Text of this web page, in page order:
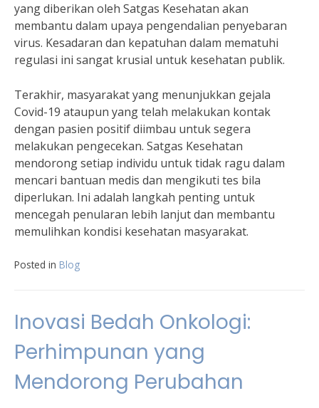
yang diberikan oleh Satgas Kesehatan akan
membantu dalam upaya pengendalian penyebaran
virus. Kesadaran dan kepatuhan dalam mematuhi
regulasi ini sangat krusial untuk kesehatan publik.
Terakhir, masyarakat yang menunjukkan gejala
Covid-19 ataupun yang telah melakukan kontak
dengan pasien positif diimbau untuk segera
melakukan pengecekan. Satgas Kesehatan
mendorong setiap individu untuk tidak ragu dalam
mencari bantuan medis dan mengikuti tes bila
diperlukan. Ini adalah langkah penting untuk
mencegah penularan lebih lanjut dan membantu
memulihkan kondisi kesehatan masyarakat.
Posted in Blog
Inovasi Bedah Onkologi:
Perhimpunan yang
Mendorong Perubahan